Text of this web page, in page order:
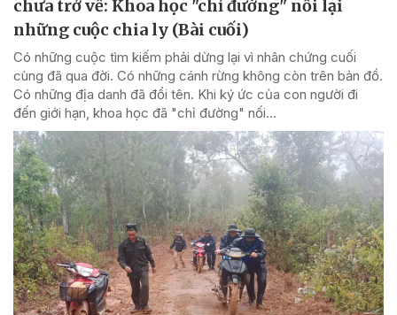
chưa trở về: Khoa học "chỉ đường" nối lại
những cuộc chia ly (Bài cuối)
Có những cuộc tìm kiếm phải dừng lại vì nhân chứng cuối
cùng đã qua đời. Có những cánh rừng không còn trên bản đồ.
Có những địa danh đã đổi tên. Khi ký ức của con người đi
đến giới hạn, khoa học đã "chỉ đường" nối...